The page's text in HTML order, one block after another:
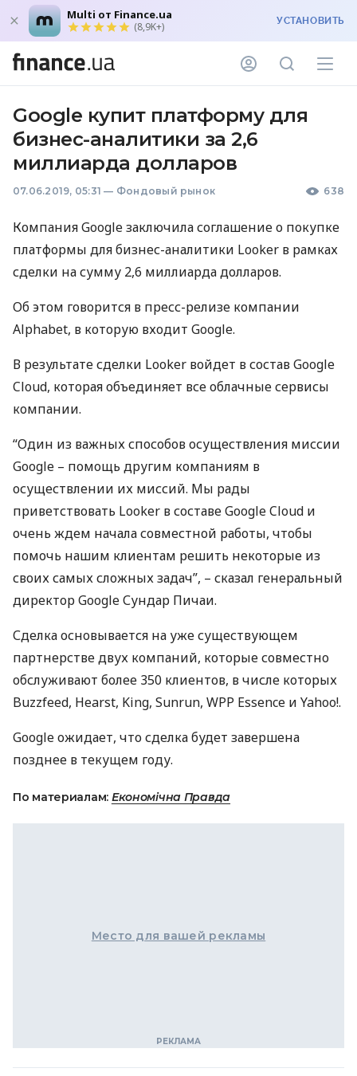
Multi от Finance.ua
(8,9K+) УСТАНОВИТЬ
Google купит платформу для
бизнес-аналитики за 2,6
миллиарда долларов
07.06.2019, 05:31 — Фондовый рынок 638
Компания Google заключила соглашение о покупке
платформы для бизнес-аналитики Looker в рамках
сделки на сумму 2,6 миллиарда долларов.
Об этом говорится в пресс-релизе компании
Alphabet, в которую входит Google.
В результате сделки Looker войдет в состав Google
Cloud, которая объединяет все облачные сервисы
компании.
“Один из важных способов осуществления миссии
Google – помощь другим компаниям в
осуществлении их миссий. Мы рады
приветствовать Looker в составе Google Cloud и
очень ждем начала совместной работы, чтобы
помочь нашим клиентам решить некоторые из
своих самых сложных задач”, – сказал генеральный
директор Google Сундар Пичаи.
Сделка основывается на уже существующем
партнерстве двух компаний, которые совместно
обслуживают более 350 клиентов, в числе которых
Buzzfeed, Hearst, King, Sunrun, WPP Essence и Yahoo!.
Google ожидает, что сделка будет завершена
позднее в текущем году.
По материалам: Економічна Правда
Место для вашей рекламы